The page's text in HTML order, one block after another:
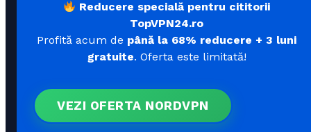
Reducere specială pentru cititorii
TopVPN24.ro
Profită acum de până la 68% reducere + 3 luni
gratuite. Oferta este limitată!
VEZI OFERTA NORDVPN